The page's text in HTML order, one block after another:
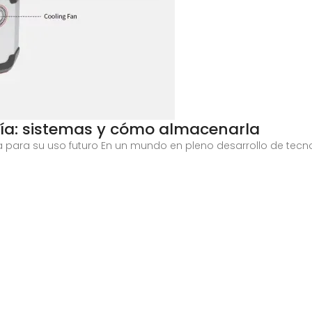
sistemas y cómo almacenarla
para su uso futuro En un mundo en pleno desarrollo de